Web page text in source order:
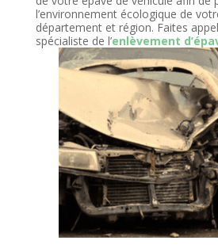
l’environnement écologique de
département et région. Faites
spécialiste de l’enlèvement